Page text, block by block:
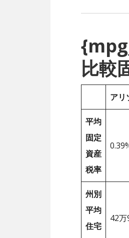
比較
アリ
平均
固定
資産
税率
州別
平均
住宅
42